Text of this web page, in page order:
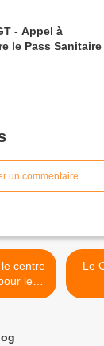
- Appel à
le Pass Sanitaire
un commentaire
les
Le